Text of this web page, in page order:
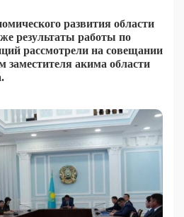
развития области
результаты работы по
рассмотрели на совещании
заместителя акима области